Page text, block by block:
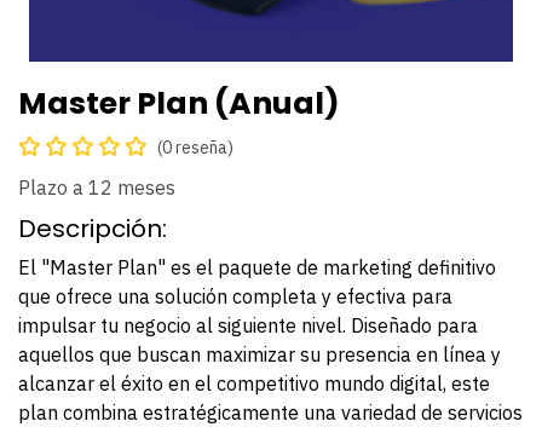
Master Plan (Anual)
(0 reseña)
Plazo a 12 meses
Descripción:
El "Master Plan" es el paquete de marketing definitivo
que ofrece una solución completa y efectiva para
impulsar tu negocio al siguiente nivel. Diseñado para
aquellos que buscan maximizar su presencia en línea y
alcanzar el éxito en el competitivo mundo digital, este
plan combina estratégicamente una variedad de servicios